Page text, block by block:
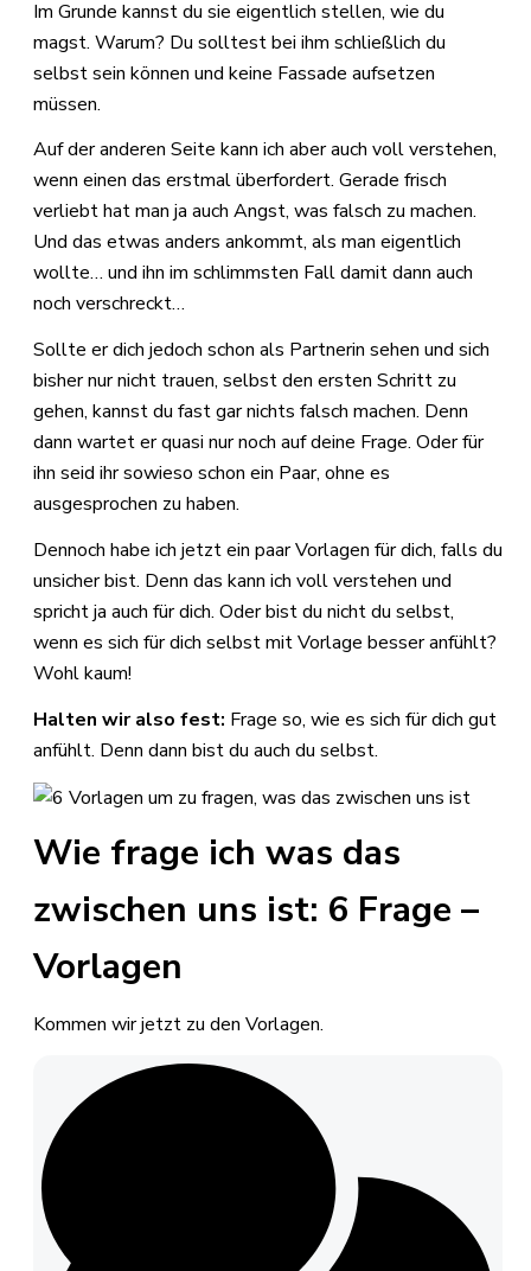
Im Grunde kannst du sie eigentlich stellen, wie du
magst. Warum? Du solltest bei ihm schließlich du
selbst sein können und keine Fassade aufsetzen
müssen.
Auf der anderen Seite kann ich aber auch voll verstehen,
wenn einen das erstmal überfordert. Gerade frisch
verliebt hat man ja auch Angst, was falsch zu machen.
Und das etwas anders ankommt, als man eigentlich
wollte… und ihn im schlimmsten Fall damit dann auch
noch verschreckt…
Sollte er dich jedoch schon als Partnerin sehen und sich
bisher nur nicht trauen, selbst den ersten Schritt zu
gehen, kannst du fast gar nichts falsch machen. Denn
dann wartet er quasi nur noch auf deine Frage. Oder für
ihn seid ihr sowieso schon ein Paar, ohne es
ausgesprochen zu haben.
Dennoch habe ich jetzt ein paar Vorlagen für dich, falls du
unsicher bist. Denn das kann ich voll verstehen und
spricht ja auch für dich. Oder bist du nicht du selbst,
wenn es sich für dich selbst mit Vorlage besser anfühlt?
Wohl kaum!
Halten wir also fest: Frage so, wie es sich für dich gut
anfühlt. Denn dann bist du auch du selbst.
Wie frage ich was das
zwischen uns ist: 6 Frage –
Vorlagen
Kommen wir jetzt zu den Vorlagen.